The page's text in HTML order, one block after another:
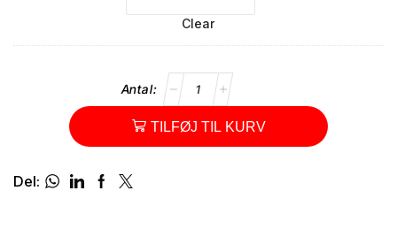
Clear
TILFØJ TIL KURV
Del: